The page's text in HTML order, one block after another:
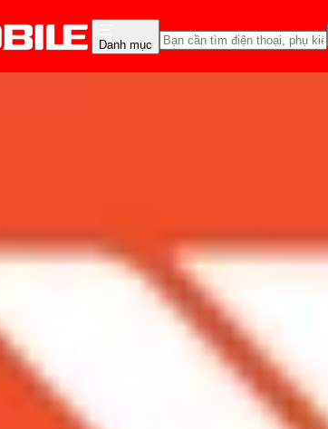
Danh mục
Air M2 khi nào
06/2022
trên